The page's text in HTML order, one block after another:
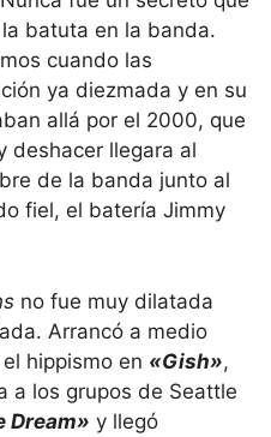
batuta en la banda.
cuando las
ya diezmada y en su
allá por el 2000, que
deshacer llegara al
de la banda junto al
fiel, el batería Jimmy
no fue muy dilatada
Arrancó a medio
hippismo en «Gish»,
a los grupos de Seattle
Dream» y llegó